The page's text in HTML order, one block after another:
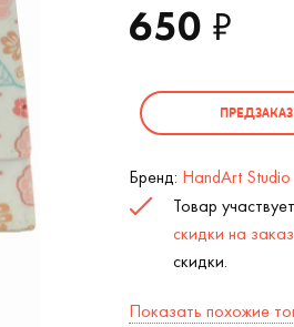
650 ₽
ПРЕДЗАКАЗ
Бренд: HandArt Studio
Товар
скидки на
скидки.
Показать похожие